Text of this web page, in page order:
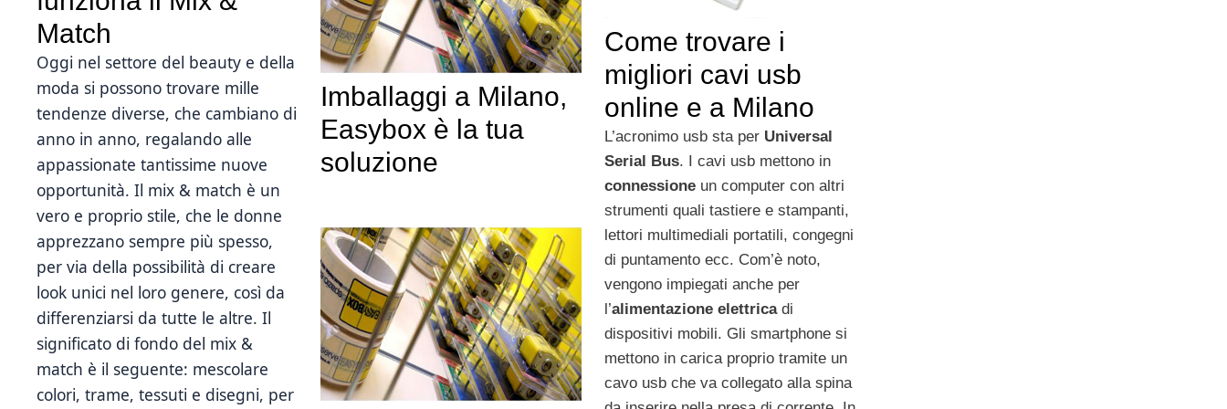
Match
Oggi nel settore del beauty e della
moda si possono trovare mille
tendenze diverse, che cambiano di
anno in anno, regalando alle
appassionate tantissime nuove
opportunità. Il mix & match è un
vero e proprio stile, che le donne
apprezzano sempre più spesso,
per via della possibilità di creare
look unici nel loro genere, così da
differenziarsi da tutte le altre. Il
significato di fondo del mix &
match è il seguente: mescolare
colori, trame, tessuti e disegni, per
Come trovare i
migliori cavi usb
online e a Milano
L’acronimo usb sta per Universal
Serial Bus. I cavi usb mettono in
connessioneun computer con altri
strumenti quali tastiere e stampanti,
lettori multimediali portatili, congegni
di puntamento ecc. Com’è noto,
vengono impiegati anche per
l’alimentazione elettrica di
dispositivi mobili. Gli smartphone si
mettono in carica proprio tramite un
cavo usb che va collegato alla spina
Imballaggi a Milano,
Easybox è la tua
soluzione